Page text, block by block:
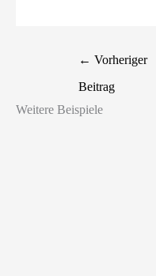
← Vorheriger
Beitrag
Weitere Beispiele